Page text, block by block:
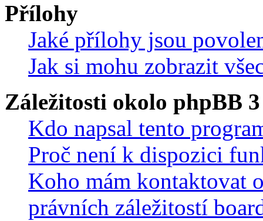
Přílohy
Jaké přílohy jsou
Jak si mohu zobrazit
Záležitosti okolo phpBB 3
Kdo napsal tento
Proč není k dispozici
Koho mám kontaktovat
právních záležitostí